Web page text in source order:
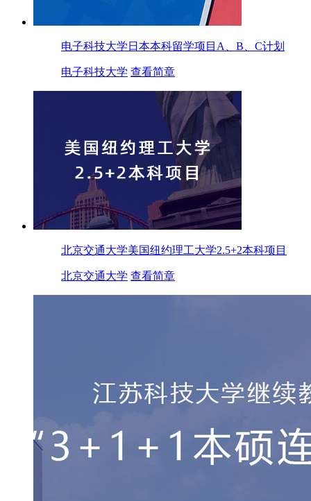
电子科技大学日本本科留学项目A、B、C计划
电子科技大学 查看简章
北京交通大学美国纽约理工大学2.5+2本科项目
北京交通大学 查看简章